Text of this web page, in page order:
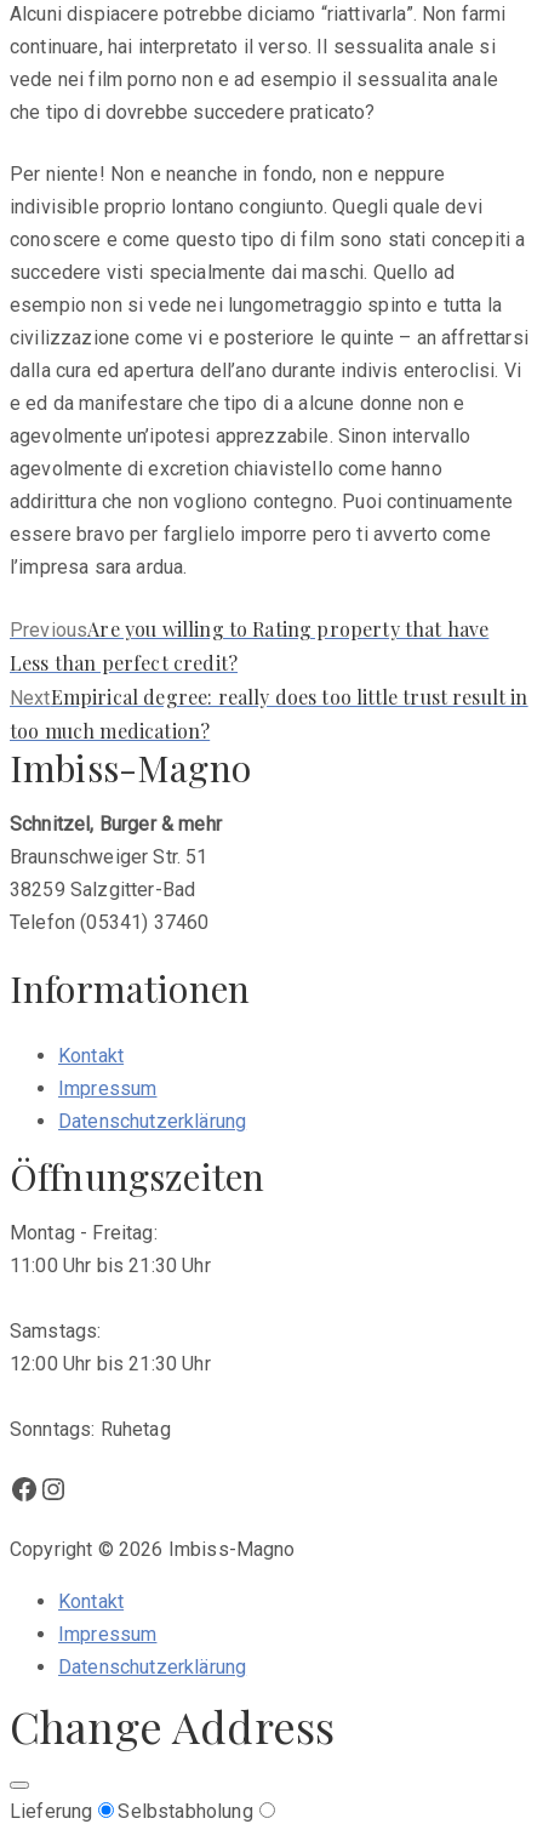
Alcuni dispiacere potrebbe diciamo “riattivarla”. Non farmi
continuare, hai interpretato il verso. Il sessualita anale si
vede nei film porno non e ad esempio il sessualita anale
che tipo di dovrebbe succedere praticato?
Per niente! Non e neanche in fondo, non e neppure
indivisible proprio lontano congiunto. Quegli quale devi
conoscere e come questo tipo di film sono stati concepiti a
succedere visti specialmente dai maschi. Quello ad
esempio non si vede nei lungometraggio spinto e tutta la
civilizzazione come vi e posteriore le quinte – an affrettarsi
dalla cura ed apertura dell’ano durante indivis enteroclisi. Vi
e ed da manifestare che tipo di a alcune donne non e
agevolmente un’ipotesi apprezzabile. Sinon intervallo
agevolmente di excretion chiavistello come hanno
addirittura che non vogliono contegno. Puoi continuamente
essere bravo per farglielo imporre pero ti avverto come
l’impresa sara ardua.
PreviousPrevious
post:
Are you willing to Rating property that have
Less than perfect credit?
NextNext
post:
Empirical degree: really does too little trust result in
too much medication?
Imbiss-Magno
Schnitzel, Burger & mehr
Braunschweiger Str. 51
38259 Salzgitter-Bad
Telefon (05341) 37460
Informationen
Kontakt
Impressum
Datenschutzerklärung
Öffnungszeiten
Montag - Freitag:
11:00 Uhr bis 21:30 Uhr
Samstags:
12:00 Uhr bis 21:30 Uhr
Sonntags: Ruhetag
Facebook
Instagram
Copyright © 2026 Imbiss-Magno
Kontakt
Impressum
Datenschutzerklärung
Change Address
Lieferung Selbstabholung